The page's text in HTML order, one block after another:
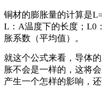
铜材的膨胀量的计算是
L：A温度下的长度；L0
胀系数（平均值）。
就这个公式来看，导体
胀不会是一样的，这将
产生一个怎样的影响，